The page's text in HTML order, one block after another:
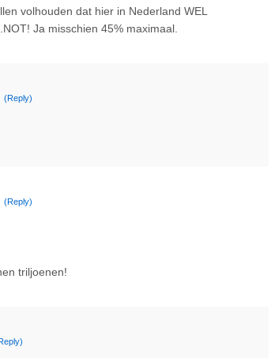
volhouden dat hier in Nederland WEL
Ja misschien 45% maximaal.
(Reply)
(Reply)
triljoenen!